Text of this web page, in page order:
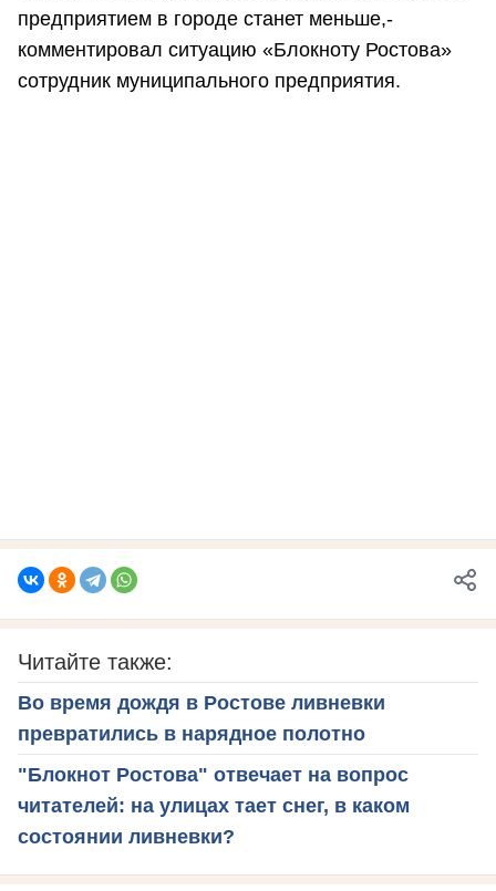
предприятием в городе станет меньше,-
комментировал ситуацию «Блокноту Ростова»
сотрудник муниципального предприятия.
Читайте также:
Во время дождя в Ростове ливневки
превратились в нарядное полотно
"Блокнот Ростова" отвечает на вопрос
читателей: на улицах тает снег, в каком
состоянии ливневки?